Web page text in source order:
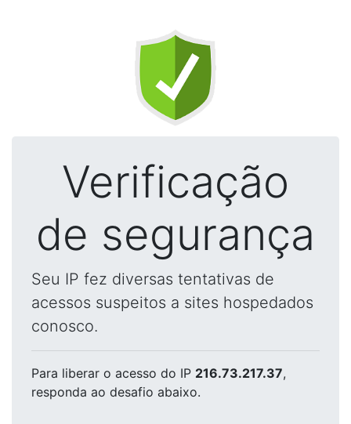
Verificação
de segurança
Seu IP fez diversas tentativas de
acessos suspeitos a sites hospedados
conosco.
Para liberar o acesso do IP 216.73.217.37,
responda ao desafio abaixo.